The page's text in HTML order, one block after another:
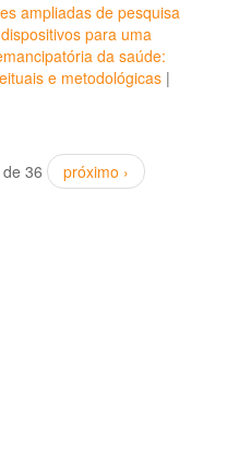
ampliadas de pesquisa
para uma
da saúde:
e metodológicas |
de 36 próximo ›